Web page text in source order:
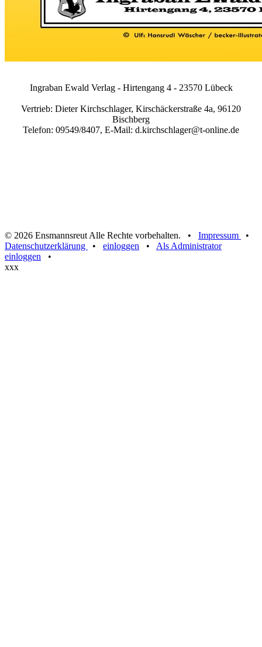
Ingraban Ewald Verlag - Hirtengang 4 - 23570 Lübeck
Vertrieb: Dieter Kirchschlager, Kirschäckerstraße 4a, 96120
Bischberg
Telefon: 09549/8407, E-Mail: d.kirchschlager@t-online.de
© 2026 Ensmannsreut Alle Rechte vorbehalten. • Impressum
•
Datenschutzerklärung
• einloggen • Als Administrator
einloggen •
xxx